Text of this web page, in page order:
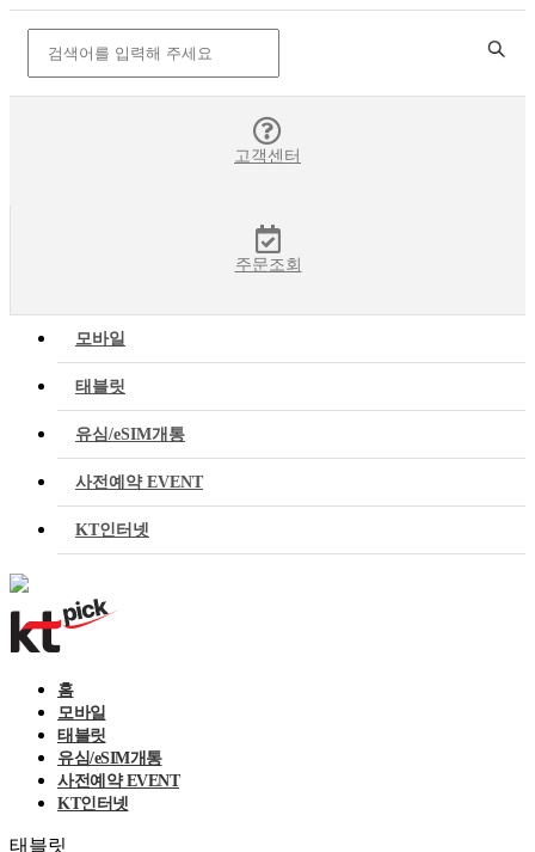
고객센터
주문조회
모바일
태블릿
유심/eSIM개통
사전예약 EVENT
KT인터넷
홈
모바일
태블릿
유심/eSIM개통
사전예약 EVENT
KT인터넷
태블릿